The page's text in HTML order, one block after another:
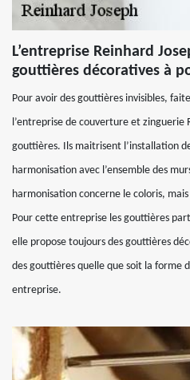
L’entreprise Reinhard
gouttières décoratives à
Pour avoir des gouttières invisibles,
l’entreprise de couverture et zinguerie
gouttières. Ils maitrisent l’installation
harmonisation avec l’ensemble des
harmonisation concerne le coloris,
Pour cette entreprise les gouttières
elle propose toujours des gouttières
des gouttières quelle que soit la forme
entreprise.